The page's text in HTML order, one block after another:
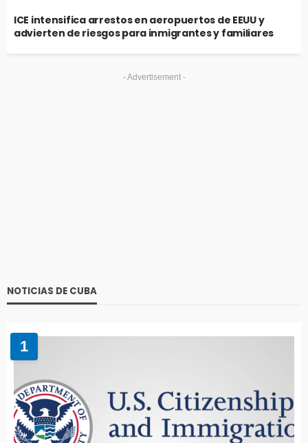
ICE intensifica arrestos en aeropuertos de EEUU y
advierten de riesgos para inmigrantes y familiares
- Advertisement -
NOTICIAS DE CUBA
1